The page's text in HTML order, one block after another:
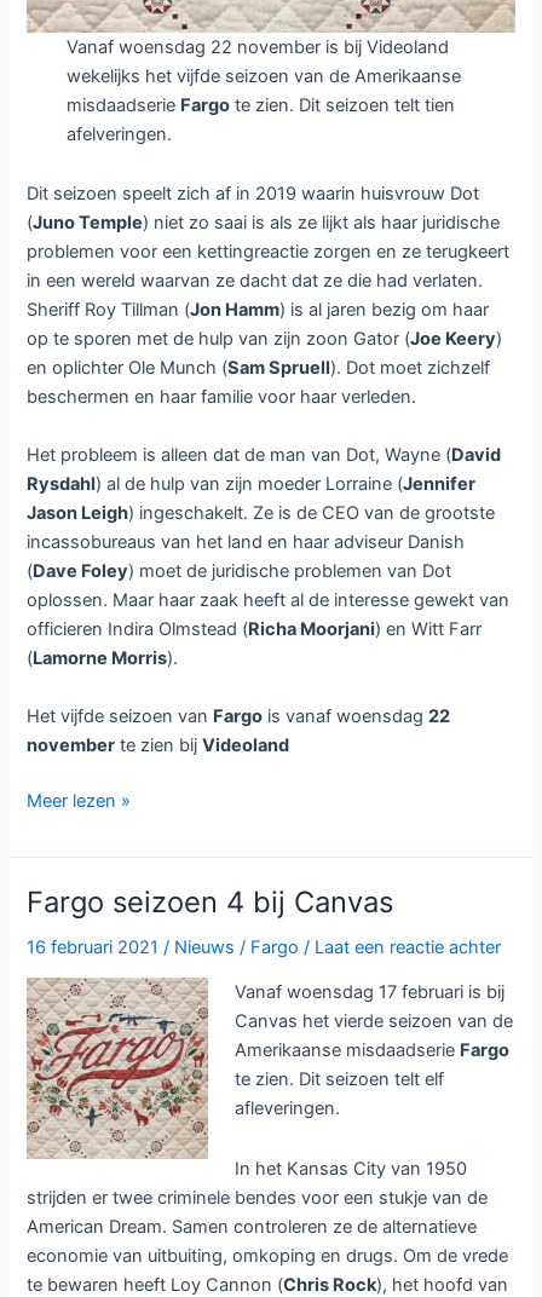
Vanaf woensdag 22 november is bij Videoland
wekelijks het vijfde seizoen van de Amerikaanse
misdaadserie Fargote zien. Dit seizoen telt tien
afelveringen.
Dit seizoen speelt zich af in 2019 waarin huisvrouw Dot
(Juno Temple) niet zo saai is als ze lijkt als haar juridische
problemen voor een kettingreactie zorgen en ze terugkeert
in een wereld waarvan ze dacht dat ze die had verlaten.
Sheriff Roy Tillman (Jon Hamm) is al jaren bezig om haar
op te sporen met de hulp van zijn zoon Gator (Joe Keery)
en oplichter Ole Munch (Sam Spruell). Dot moet zichzelf
beschermen en haar familie voor haar verleden.
Het probleem is alleen dat de man van Dot, Wayne (David
Rysdahl) al de hulp van zijn moeder Lorraine (Jennifer
Jason Leigh) ingeschakelt. Ze is de CEO van de grootste
incassobureaus van het land en haar adviseur Danish
(Dave Foley) moet de juridische problemen van Dot
oplossen. Maar haar zaak heeft al de interesse gewekt van
officieren Indira Olmstead (Richa Moorjani) en Witt Farr
(Lamorne Morris).
Het vijfde seizoen van Fargo is vanaf woensdag22
november te zien bijVideoland
Vijfde
misdaadserie
Fargo
bij
Videoland
Meer lezen »
Fargo seizoen 4 bij Canvas
16 februari 2021/ Nieuws / Fargo / Laat een reactie achter
Vanaf woensdag 17 februari is bij
Canvas het vierde seizoen van de
Amerikaanse misdaadserie Fargo
te zien. Dit seizoen telt elf
afleveringen.
In het Kansas City van 1950
strijden er twee criminele bendes voor een stukje van de
American Dream. Samen controleren ze de alternatieve
economie van uitbuiting, omkoping en drugs. Om de vrede
te bewaren heeft Loy Cannon (Chris Rock), het hoofd van